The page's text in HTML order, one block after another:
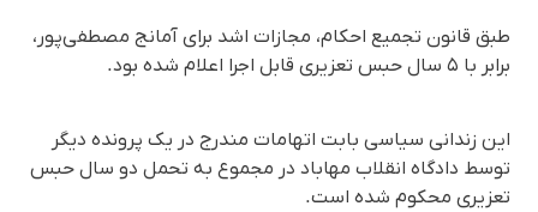
طبق قانون تجمیع احکام، مجازات اشد برای آمانج مصطفی‌پور،
برابر با ۵ سال حبس تعزیری قابل اجرا اعلام شده بود.
این زندانی سیاسی بابت اتهامات مندرج در یک پرونده‌ دیگر
توسط دادگاه انقلاب مهاباد در مجموع به تحمل دو سال حبس
تعزیری محکوم شده است.